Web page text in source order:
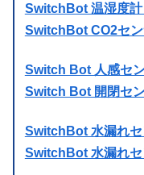
SwitchBot 温湿度
SwitchBot CO2セ
Switch Bot 人感セ
Switch Bot 開閉セ
SwitchBot 水漏れセ
SwitchBot 水漏れセ